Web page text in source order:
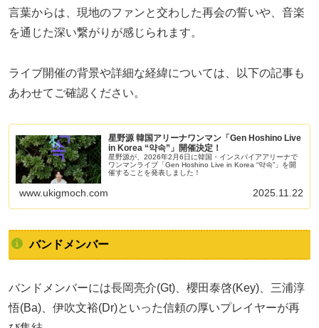
言葉からは、現地のファンと交わした再会の誓いや、音楽
を通じた深い繋がりが感じられます。
ライブ開催の背景や詳細な経緯については、以下の記事も
あわせてご確認ください。
星野源 韓国アリーナワンマン「Gen Hoshino Live
in Korea “약속”」開催決定！
星野源が、2026年2月6日に韓国・インスパイアアリーナで
ワンマンライブ「Gen Hoshino Live in Korea “약속”」を開
催することを発表しました！
www.ukigmoch.com 2025.11.22
バンドメンバー
バンドメンバーには長岡亮介(Gt)、櫻田泰啓(Key)、三浦淳
悟(Ba)、伊吹文裕(Dr)といった信頼の厚いプレイヤーが再